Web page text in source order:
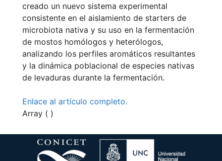
creado un nuevo sistema experimental
consistente en el aislamiento de starters de
microbiota nativa y su uso en la fermentación
de mostos homólogos y heterólogos,
analizando los perfiles aromáticos resultantes
y la dinámica poblacional de especies nativas
de levaduras durante la fermentación.
Enlace al artículo completo.
Array ( )